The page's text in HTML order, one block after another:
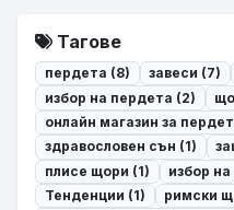
Тагове
пердета (8) завеси (7)
избор на пердета (2)
онлайн магазин за
здравословен сън (1)
плисе щори (1)
избор
Тенденции (1)
римски